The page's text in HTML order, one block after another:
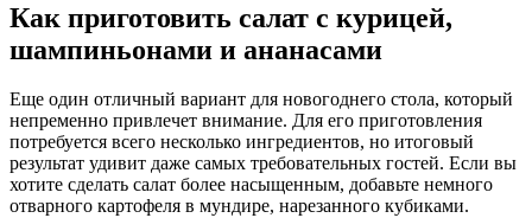
Как приготовить салат с курицей,
шампиньонами и ананасами
Еще один отличный вариант для новогоднего стола, который
непременно привлечет внимание. Для его приготовления
потребуется всего несколько ингредиентов, но итоговый
результат удивит даже самых требовательных гостей. Если вы
хотите сделать салат более насыщенным, добавьте немного
отварного картофеля в мундире, нарезанного кубиками.